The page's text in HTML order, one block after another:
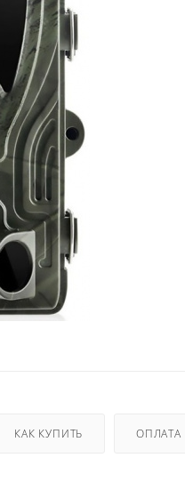
КАК КУПИТЬ ОПЛАТА